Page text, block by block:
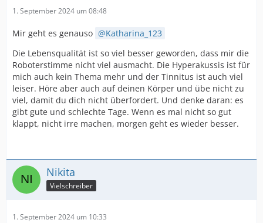
1. September 2024 um 08:48
Mir geht es genauso
Katharina_123
Die Lebensqualität ist so viel besser geworden, dass mir die
Roboterstimme nicht viel ausmacht. Die Hyperakussis ist für
mich auch kein Thema mehr und der Tinnitus ist auch viel
leiser. Höre aber auch auf deinen Körper und übe nicht zu
viel, damit du dich nicht überfordert. Und denke daran: es
gibt gute und schlechte Tage. Wenn es mal nicht so gut
klappt, nicht irre machen, morgen geht es wieder besser.
Nikita
Vielschreiber
1. September 2024 um 10:33